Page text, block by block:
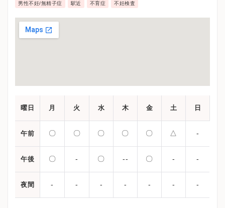
男性不妊/無精子症 駅近 不育症 不妊検査
曜日 月 火 水 木 金 土 日
午前 〇 〇 〇 〇 〇 △ -
午後 〇 - 〇 -- 〇 - -
夜間 - - - - - - -